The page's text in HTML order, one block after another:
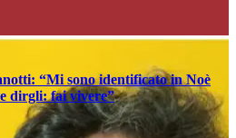
“Mi sono identificato in Noè
dirgli: fai vivere”